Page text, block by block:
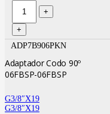
ADP7B906PKN
Adaptador Codo 90º
06FBSP-06FBSP
G3/8″X19
G3/8″X19